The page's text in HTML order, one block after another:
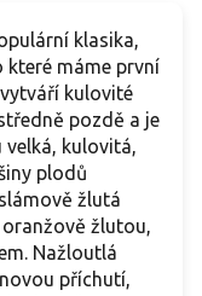
klasika,
které máme první
kulovité
pozdě a je
velká, kulovitá,
plodů
žlutá
oranžově žlutou,
Nažloutlá
příchutí,